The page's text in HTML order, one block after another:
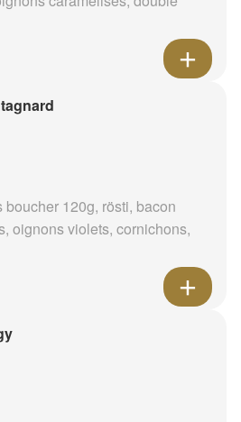
120g, rösti, bacon
oignons violets, cornichons,